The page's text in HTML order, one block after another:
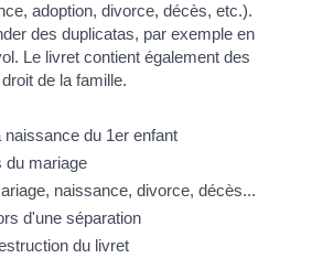
adoption, divorce, décès, etc.).
des duplicatas, par exemple en
Le livret contient également des
de la famille.
naissance du 1er enfant
du mariage
naissance, divorce, décès...
d'une séparation
du livret